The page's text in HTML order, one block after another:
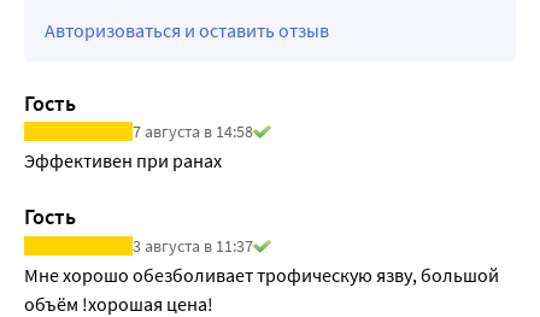
Авторизоваться и оставить отзыв
Гость
7 августа в 14:58
Эффективен при ранах
Гость
3 августа в 11:37
Мне хорошо обезболивает трофическую язву, большой
объём !хорошая цена!